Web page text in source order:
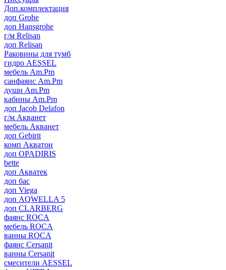
Доп.комплектация
доп Grohe
доп Hansgrohe
г/м Relisan
доп Relisan
Раковины для тумб
гидро AESSEL
мебель Am.Pm
санфаянс Am.Pm
души Am.Pm
кабины Am.Pm
доп Jacob Delafon
г/м Акванет
мебель Акванет
доп Gebirit
комп Акватон
доп OPADIRIS
bette
доп Акватек
доп бас
доп Viega
доп AQWELLA 5
доп CLARBERG
фаянс ROCA
мебель ROCA
ванны ROCA
фаянс Cersanit
ванны Cersanit
смесители AESSEL